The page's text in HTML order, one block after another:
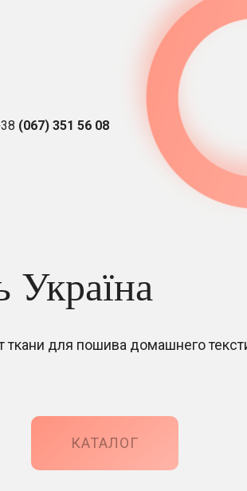
(067) 351 56 08
Україна
ткани для пошива домашнего
КАТАЛОГ